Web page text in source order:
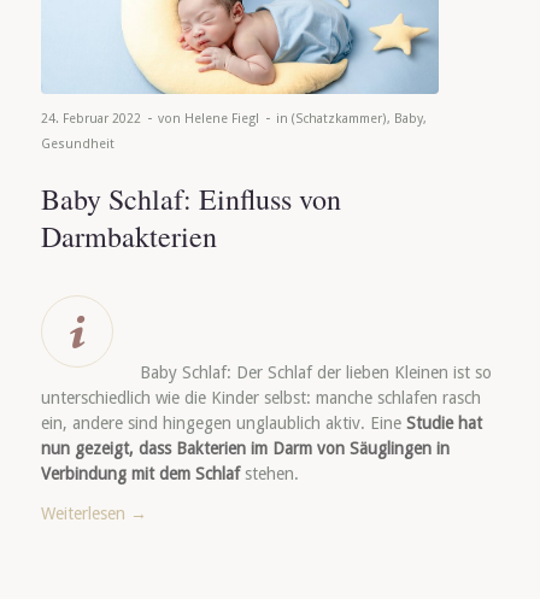
24. Februar 2022 - von Helene Fiegl - in (Schatzkammer), Baby,
Gesundheit
Baby Schlaf: Einfluss von
Darmbakterien
Baby Schlaf: Der Schlaf der lieben Kleinen ist so
unterschiedlich wie die Kinder selbst: manche schlafen rasch
ein, andere sind hingegen unglaublich aktiv. Eine Studie hat
nun gezeigt, dass Bakterien im Darm von Säuglingen in
Verbindung mit dem Schlafstehen.
Weiterlesen →